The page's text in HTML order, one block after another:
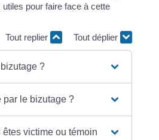
pour faire face à cette
Tout replier
Tout déplier
?
par le bizutage ?
victime ou témoin